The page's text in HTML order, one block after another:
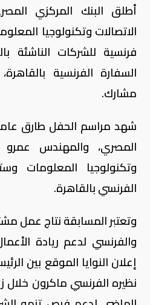
أطلق البنك المركزي
الاتصالات وتكنولوجيا
فرنسية للشركات الناشئة
مشارك.
شهد مراسم الحفل طارق
المصري، والمهندس عمرو
وتكنولوجيا المعلومات
الفرنسي بالقاهرة.
وتعتبر المسابقة نتاج عمل
والفرنسي لدعم ريادة
إعلان النوايا الموقع بين
نظيره الفرنسي ماكرون خلال